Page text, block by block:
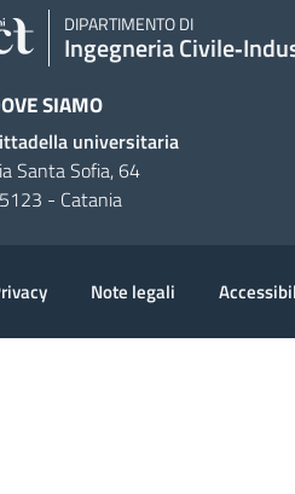
DIPARTIMENTO DI
Ingegneria
SIAMO
universitaria
Santa Sofia, 64
- Catania
Note legali